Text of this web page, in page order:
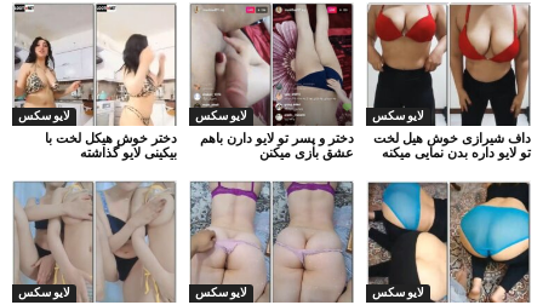
لایو سکس
دختر خوش هیکل لخت با
بیکینی لایو گذاشته
لایو سکس
دختر و پسر تو لایو دارن باهم
عشق بازی میکنن
لایو سکس
داف شیرازی خوش هیل لخت
تو لایو داره بدن نمایی میکنه
لایو سکس لایو سکس لایو سکس